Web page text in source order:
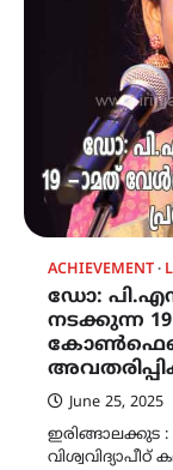
ACHIEVEMENT
ഡോ:
നടക്കുന്ന
June 25, 2025
ഇരിങ്ങാലക്കുട